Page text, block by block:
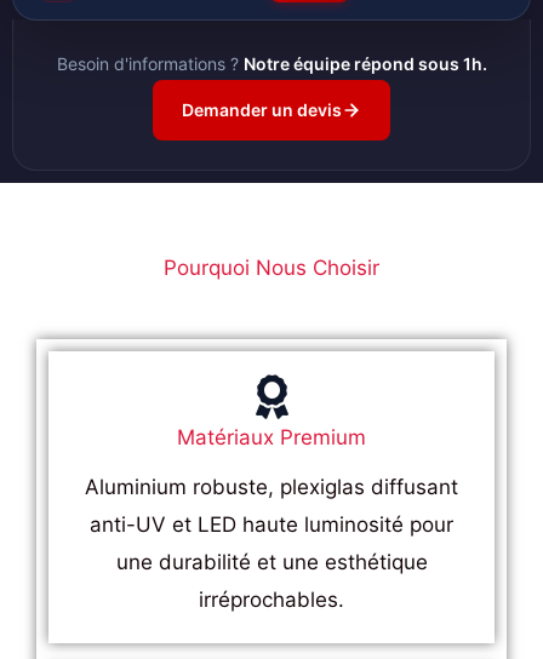
Besoin d'informations ? Notre équipe répond sous 1h.
Demander un devis
Pourquoi Nous Choisir
Matériaux Premium
Aluminium robuste, plexiglas diffusant
anti-UV et LED haute luminosité pour
une durabilité et une esthétique
irréprochables.